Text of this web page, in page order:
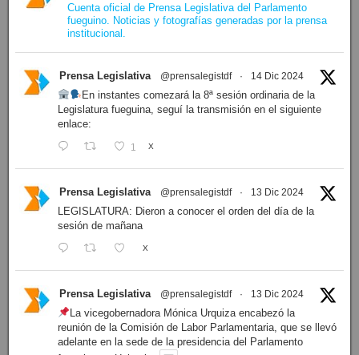
Cuenta oficial de Prensa Legislativa del Parlamento
fueguino. Noticias y fotografías generadas por la prensa
institucional.
Prensa Legislativa @prensalegistdf · 14 Dic 2024
En instantes comezará la 8ª sesión ordinaria de la
Legislatura fueguina, seguí la transmisión en el siguiente
enlace:
1 X
Prensa Legislativa @prensalegistdf · 13 Dic 2024
LEGISLATURA: Dieron a conocer el orden del día de la
sesión de mañana
X
Prensa Legislativa @prensalegistdf · 13 Dic 2024
La vicegobernadora Mónica Urquiza encabezó la
reunión de la Comisión de Labor Parlamentaria, que se llevó
adelante en la sede de la presidencia del Parlamento